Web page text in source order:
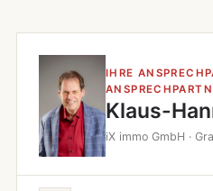
IHRE
Klaus-
iX immo GmbH ·